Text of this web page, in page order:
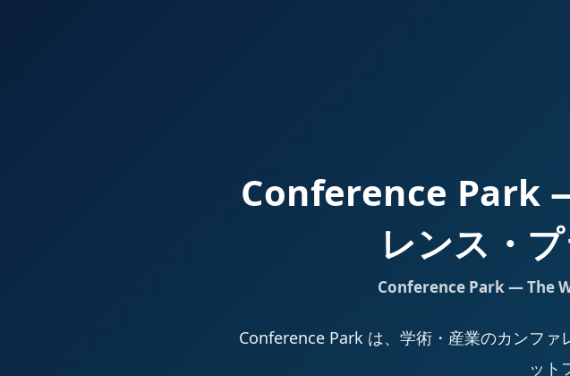
Conference Park
レンス・
Conference Park — The
Conference Park は、学術・産業のカンファ
ット